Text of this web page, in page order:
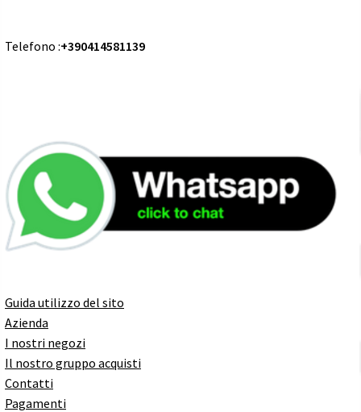
Telefono :+390414581139
Guida utilizzo del sito
Azienda
I nostri negozi
Il nostro gruppo acquisti
Contatti
Pagamenti